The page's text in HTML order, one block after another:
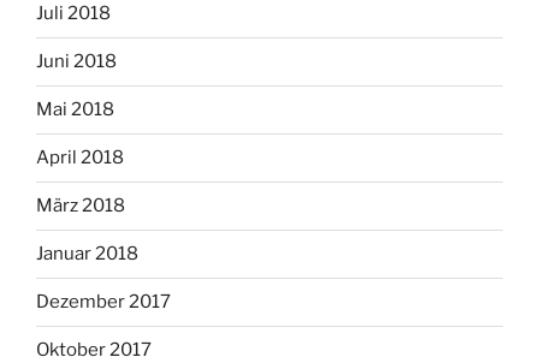
Juli 2018
Juni 2018
Mai 2018
April 2018
März 2018
Januar 2018
Dezember 2017
Oktober 2017